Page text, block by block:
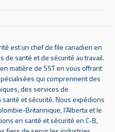
est un chef de file canadien en
de santé et de sécurité au travail.
matière de SST en vous offrant
qui comprennent des
des services de
et sécurité. Nous expédions
Britannique, l’Alberta et le
en santé et sécurité en C-B,